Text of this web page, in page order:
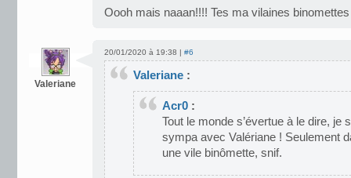
Oooh mais naaan!!!! Tes ma vilaines
Valeriane
20/01/2020 à 19:38 | #6
Valeriane :
Acr0 :
Tout le monde s’évertue à le dire, je
sympa avec Valériane ! Seulement
une vile binômette, snif.